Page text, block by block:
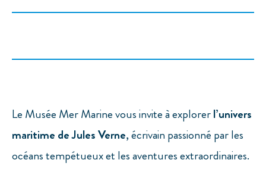
Le Musée Mer Marine vous invite à explorerl’univers
maritime de Jules Verne, écrivain passionné par les
océans tempétueux et les aventures extraordinaires.